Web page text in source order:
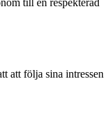
att följa sina intressen